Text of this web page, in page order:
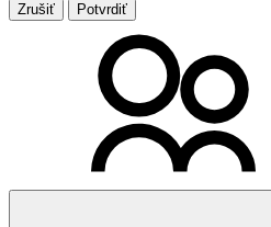
Zrušiť Potvrdiť